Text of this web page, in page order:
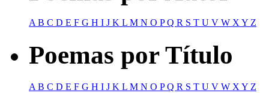
AB C D E F G H I J K L M N O PQ R S T U V W XY Z
Poemas por Título
A B C D E F G H I J K L M N O PQ R S T U V W X Y Z